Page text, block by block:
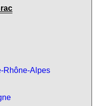
Rhône-Alpes